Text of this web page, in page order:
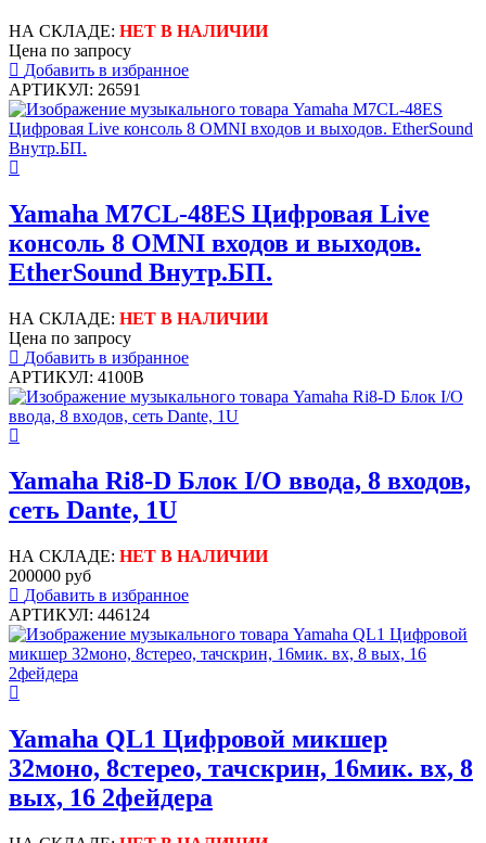
НА СКЛАДЕ: НЕТ В НАЛИЧИИ
Цена по запросу
Добавить в избранное
АРТИКУЛ: 26591
Yamaha M7CL-48ES Цифровая Live
консоль 8 OMNI входов и выходов.
EtherSound Внутр.БП.
НА СКЛАДЕ: НЕТ В НАЛИЧИИ
Цена по запросу
Добавить в избранное
АРТИКУЛ: 4100B
Yamaha Ri8-D Блок I/O ввода, 8 входов,
сеть Dante, 1U
НА СКЛАДЕ: НЕТ В НАЛИЧИИ
200000 руб
Добавить в избранное
АРТИКУЛ: 446124
Yamaha QL1 Цифровой микшер
32моно, 8стерео, тачскрин, 16мик. вх, 8
вых, 16 2фейдера